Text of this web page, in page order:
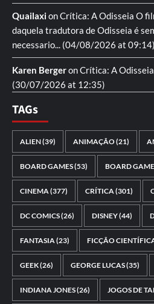
QuailaxionCrítica: A Odisseia O
daquela tradutora de Odisseia é
necessario... (04/08/2026 at 09:14)
Karen BergeronCrítica: A Odisseia
(30/07/2026 at 12:35)
TAGs
ALIEN(39) ANIMAÇÃO(21)
BOARD GAMES(53) BOARD
CINEMA(377) CRÍTICA(301)
DC COMICS(26) DISNEY(44)
FANTASIA(23) FICÇÃO
GEEK(26) GEORGE LUCAS(35)
INDIANA JONES(26) JOGOS DE